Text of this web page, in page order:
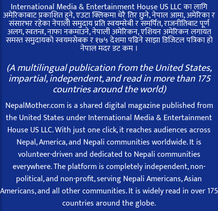
International Media & Entertainment House US LLC का लागि
अमेरिकाबाट प्रकाशित हुने, एउटा क्लिकमा धेरै तिर छुने, नेपाल आमा, अमेरिका र
संसारभर रहेका नेपाली समुदाय प्रति स्वयम्सेबी र समर्पित, राजनीतिबाट पूर्ण
अलग, स्वतन्त्र, नाफा नकमाउने, नेपाली अमेरिकन, एशियन अमेरिकन लगायत
समस्त समुदायको स्वयमसेबक र १७५ देशमा पढिने साझा डिजिटल पत्रिका हो
नेपाल मदर डट कम ।
(A multilingual publication from the United States,
impartial, independent, and read in more than 175
countries around the world)
NepalMother.com is a shared digital magazine published from
the United States under International Media & Entertainment
House US LLC. With just one click, it reaches audiences across
Nepal, America, and Nepali communities worldwide. It is
volunteer-driven and dedicated to Nepali communities
everywhere. The platform is completely independent, non-
political, and non-profit, serving Nepali Americans, Asian
Americans, and all other communities. It is widely read in over 175
countries around the globe.